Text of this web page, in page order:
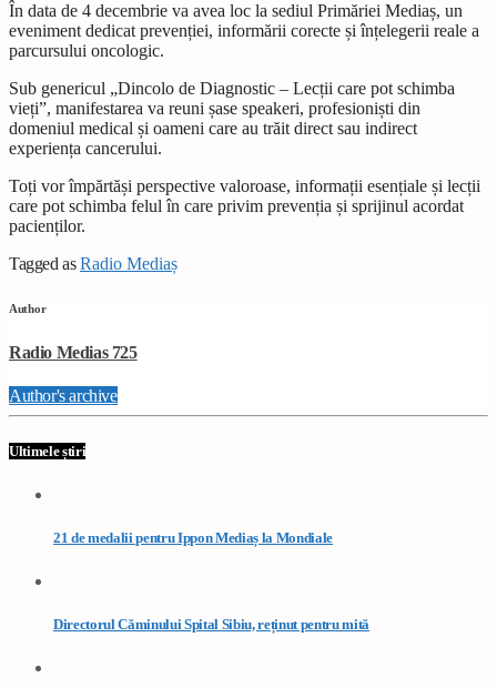
În data de 4 decembrie va avea loc la sediul Primăriei Mediaș, un
eveniment dedicat prevenției, informării corecte și înțelegerii reale a
parcursului oncologic.
Sub genericul „Dincolo de Diagnostic – Lecții care pot schimba
vieți”, manifestarea va reuni șase speakeri, profesioniști din
domeniul medical și oameni care au trăit direct sau indirect
experiența cancerului.
Toți vor împărtăși perspective valoroase, informații esențiale și lecții
care pot schimba felul în care privim prevenția și sprijinul acordat
pacienților.
Tagged asRadio Mediaș
Author
Radio Medias 725
Author's archive
Ultimele știri
21 de medalii pentru Ippon Mediaș la Mondiale
Directorul Căminului Spital Sibiu, reținut pentru mită